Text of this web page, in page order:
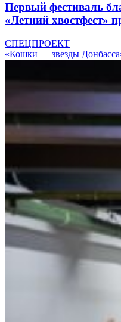
Первый фестиваль
«Летний хвостфест»
СПЕЦПРОЕКТ
«Кошки — звезды